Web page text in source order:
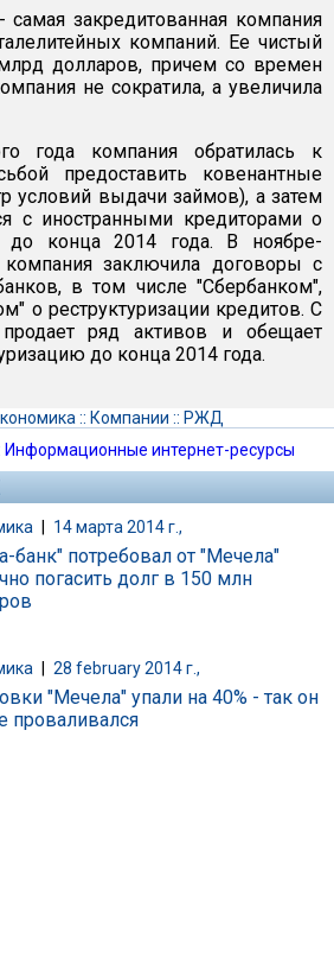
закредитованная компания
компаний. Ее чистый
долларов, причем со времен
не сократила, а увеличила
года компания обратилась к
предоставить ковенантные
условий выдачи займов), а затем
с иностранными кредиторами о
до конца 2014 года. В ноябре-
заключила договоры с
в том числе "Сбербанком",
о реструктуризации кредитов. С
ряд активов и обещает
до конца 2014 года.
:: Компании :: РЖД
Информационные интернет-ресурсы
| 14 марта 2014 г.,
банк" потребовал от "Мечела"
погасить долг в 150 млн
28 february 2014 г.,
"Мечела" упали на 40% - так он
проваливался